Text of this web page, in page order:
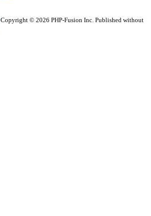
Copyright © 2026 PHP-Fusion Inc. Published without